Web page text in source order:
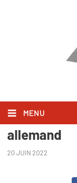
MENU
Extrême
allemand
20 JUIN 2022